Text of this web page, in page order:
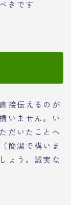
きです
接伝えるのが
いません。い
だいたことへ
簡潔で構いま
ょう。誠実な